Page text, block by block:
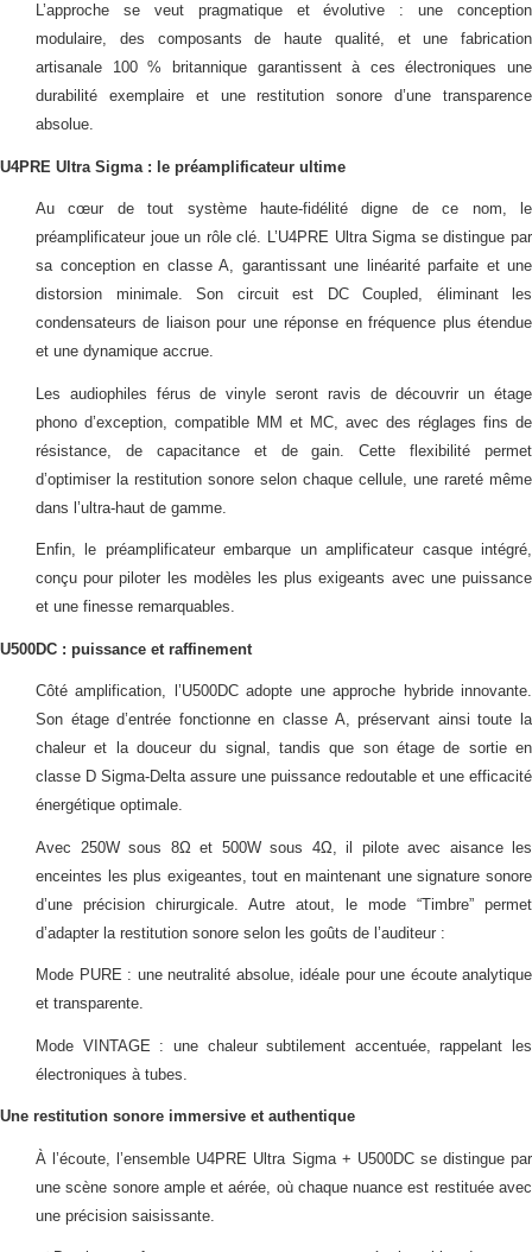
L’approche se veut pragmatique et évolutive : une conception
modulaire, des composants de haute qualité, et une fabrication
artisanale 100 % britannique garantissent à ces électroniques une
durabilité exemplaire et une restitution sonore d’une transparence
absolue.
U4PRE Ultra Sigma : le préamplificateur ultime
Au cœur de tout système haute-fidélité digne de ce nom, le
préamplificateur joue un rôle clé. L’U4PRE Ultra Sigma se distingue par
sa conception en classe A, garantissant une linéarité parfaite et une
distorsion minimale. Son circuit est DC Coupled, éliminant les
condensateurs de liaison pour une réponse en fréquence plus étendue
et une dynamique accrue.
Les audiophiles férus de vinyle seront ravis de découvrir un étage
phono d’exception, compatible MM et MC, avec des réglages fins de
résistance, de capacitance et de gain. Cette flexibilité permet
d’optimiser la restitution sonore selon chaque cellule, une rareté même
dans l’ultra-haut de gamme.
Enfin, le préamplificateur embarque un amplificateur casque intégré,
conçu pour piloter les modèles les plus exigeants avec une puissance
et une finesse remarquables.
U500DC : puissance et raffinement
Côté amplification, l’U500DC adopte une approche hybride innovante.
Son étage d’entrée fonctionne en classe A, préservant ainsi toute la
chaleur et la douceur du signal, tandis que son étage de sortie en
classe D Sigma-Delta assure une puissance redoutable et une efficacité
énergétique optimale.
Avec 250W sous 8Ω et 500W sous 4Ω, il pilote avec aisance les
enceintes les plus exigeantes, tout en maintenant une signature sonore
d’une précision chirurgicale. Autre atout, le mode “Timbre” permet
d’adapter la restitution sonore selon les goûts de l’auditeur :
Mode PURE : une neutralité absolue, idéale pour une écoute analytique
et transparente.
Mode VINTAGE : une chaleur subtilement accentuée, rappelant les
électroniques à tubes.
Une restitution sonore immersive et authentique
À l’écoute, l’ensemble U4PRE Ultra Sigma + U500DC se distingue par
une scène sonore ample et aérée, où chaque nuance est restituée avec
une précision saisissante.